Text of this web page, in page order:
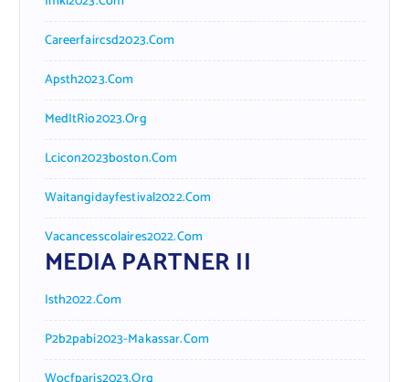
Careerfaircsd2023.com
Apsth2023.com
MedItRio2023.org
Lcicon2023boston.com
Waitangidayfestival2022.com
Vacancesscolaires2022.com
MEDIA PARTNER II
Isth2022.com
P2b2pabi2023-Makassar.com